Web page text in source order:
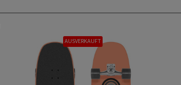
AUSVERKAUFT